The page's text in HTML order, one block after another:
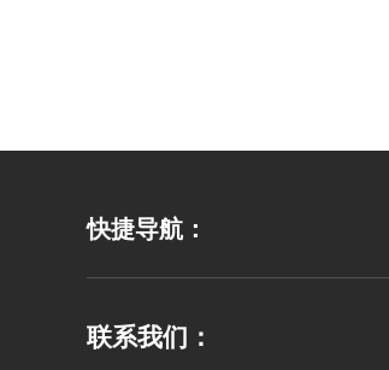
快捷导航：
联系我们：